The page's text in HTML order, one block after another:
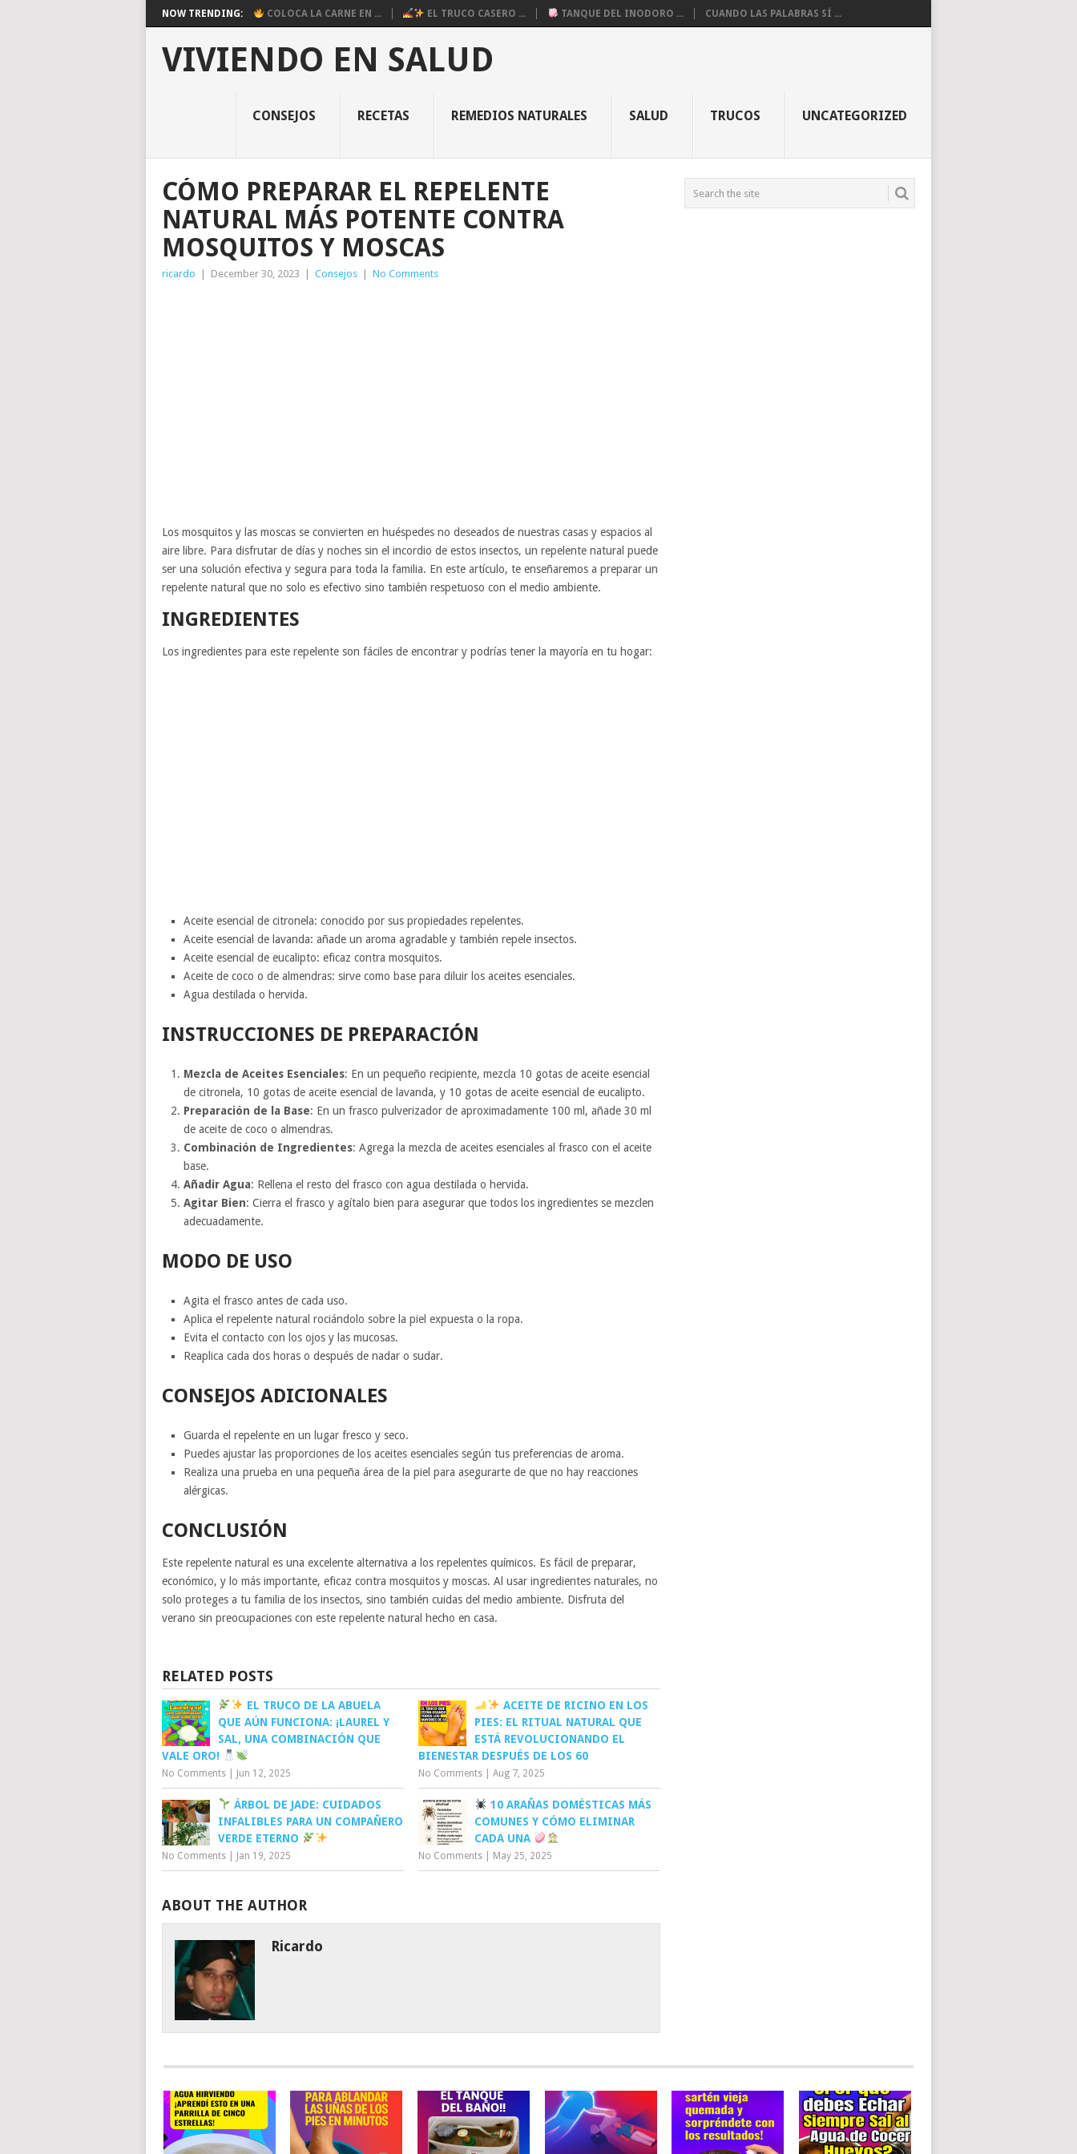
NOW TRENDING: COLOCA LA CARNE EN ... EL TRUCO CASERO ... TANQUE DEL INODORO ... CUANDO LAS PALABRAS SÍ ...
VIVIENDO EN SALUD
CONSEJOS RECETAS REMEDIOS NATURALES SALUD TRUCOS UNCATEGORIZED
CÓMO PREPARAR EL REPELENTE
NATURAL MÁS POTENTE CONTRA
MOSQUITOS Y MOSCAS
ricardo December 30, 2023 Consejos No Comments
Los mosquitos y las moscas se convierten en huéspedes no deseados de nuestras casas y espacios al
aire libre. Para disfrutar de días y noches sin el incordio de estos insectos, un repelente natural puede
ser una solución efectiva y segura para toda la familia. En este artículo, te enseñaremos a preparar un
repelente natural que no solo es efectivo sino también respetuoso con el medio ambiente.
INGREDIENTES
Los ingredientes para este repelente son fáciles de encontrar y podrías tener la mayoría en tu hogar:
Aceite esencial de citronela: conocido por sus propiedades repelentes.
Aceite esencial de lavanda: añade un aroma agradable y también repele insectos.
Aceite esencial de eucalipto: eficaz contra mosquitos.
Aceite de coco o de almendras: sirve como base para diluir los aceites esenciales.
Agua destilada o hervida.
INSTRUCCIONES DE PREPARACIÓN
Mezcla de Aceites Esenciales: En un pequeño recipiente, mezcla 10 gotas de aceite esencial
de citronela, 10 gotas de aceite esencial de lavanda, y 10 gotas de aceite esencial de eucalipto.
Preparación de la Base: En un frasco pulverizador de aproximadamente 100 ml, añade 30 ml
de aceite de coco o almendras.
Combinación de Ingredientes: Agrega la mezcla de aceites esenciales al frasco con el aceite
base.
Añadir Agua: Rellena el resto del frasco con agua destilada o hervida.
Agitar Bien: Cierra el frasco y agítalo bien para asegurar que todos los ingredientes se mezclen
adecuadamente.
MODO DE USO
Agita el frasco antes de cada uso.
Aplica el repelente natural rociándolo sobre la piel expuesta o la ropa.
Evita el contacto con los ojos y las mucosas.
Reaplica cada dos horas o después de nadar o sudar.
CONSEJOS ADICIONALES
Guarda el repelente en un lugar fresco y seco.
Puedes ajustar las proporciones de los aceites esenciales según tus preferencias de aroma.
Realiza una prueba en una pequeña área de la piel para asegurarte de que no hay reacciones
alérgicas.
CONCLUSIÓN
Este repelente natural es una excelente alternativa a los repelentes químicos. Es fácil de preparar,
económico, y lo más importante, eficaz contra mosquitos y moscas. Al usar ingredientes naturales, no
solo proteges a tu familia de los insectos, sino también cuidas del medio ambiente. Disfruta del
verano sin preocupaciones con este repelente natural hecho en casa.
RELATED POSTS
EL TRUCO DE LA ABUELA
QUE AÚN FUNCIONA: ¡LAUREL Y
SAL, UNA COMBINACIÓN QUE
VALE ORO!
No Comments Jun 12, 2025
ACEITE DE RICINO EN LOS
PIES: EL RITUAL NATURAL QUE
ESTÁ REVOLUCIONANDO EL
BIENESTAR DESPUÉS DE LOS 60
No Comments |Aug 7, 2025
ÁRBOL DE JADE: CUIDADOS
INFALIBLES PARA UN COMPAÑERO
VERDE ETERNO
No Comments Jan 19, 2025
10 ARAÑAS DOMÉSTICAS MÁS
COMUNES Y CÓMO ELIMINAR
CADA UNA
No Comments May 25, 2025
ABOUT THE AUTHOR
Ricardo